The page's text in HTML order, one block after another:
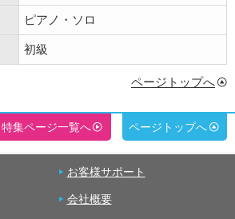
ピアノ・ソロ
初級
ページトップへ
特集ページ一覧へ ページトップへ
お客様サポート
会社概要